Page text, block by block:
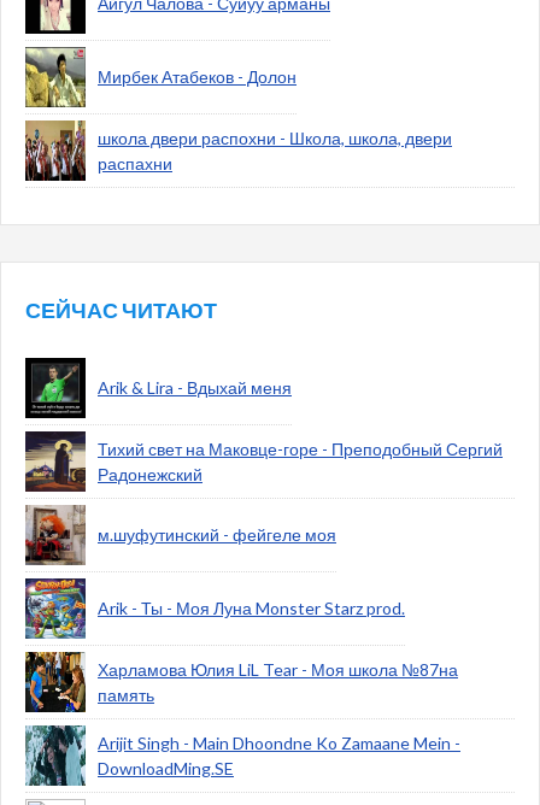
Мирбек Атабеков - Долон
школа двери распохни - Школа, школа, двери
распахни
СЕЙЧАС ЧИТАЮТ
Arik & Lira - Вдыхай меня
Тихий свет на Маковце-горе - Преподобный Сергий
Радонежский
м.шуфутинский - фейгеле моя
Arik - Ты - Моя Луна Monster Starz prod.
Харламова Юлия LiL Tear - Моя школа №87на
память
Arijit Singh - Main Dhoondne Ko Zamaane Mein -
DownloadMing.SE